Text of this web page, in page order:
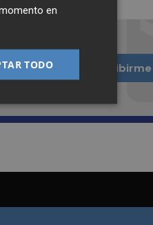
Quiero suscribirme
en
TODO